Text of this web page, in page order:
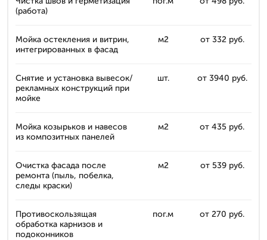
(работа)
Мойка остекления и витрин,
интегрированных в фасад
м2 от 332 руб.
Снятие и установка вывесок/
рекламных конструкций при
мойке
шт. от 3940 руб.
Мойка козырьков и навесов
из композитных панелей
м2 от 435 руб.
Очистка фасада после
ремонта (пыль, побелка,
следы краски)
м2 от 539 руб.
Противоскользящая
обработка карнизов и
подоконников
пог.м от 270 руб.